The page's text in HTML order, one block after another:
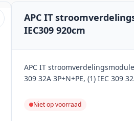
APC IT
IEC309 920cm
APC IT
309 32A 3P+N+PE, (1) IEC 309
Niet op voorraad